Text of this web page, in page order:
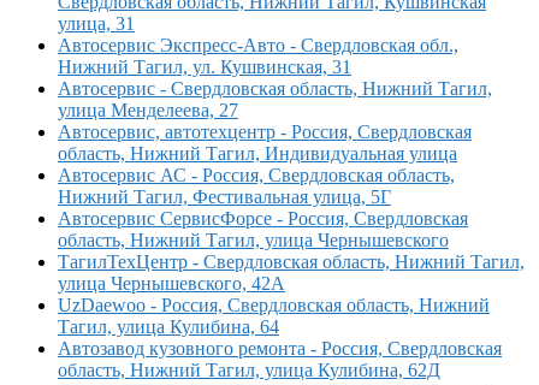
улица, 31
Автосервис Экспресс-Авто - Свердловская обл.,
Нижний Тагил, ул. Кушвинская, 31
Автосервис - Свердловская область, Нижний Тагил,
улица Менделеева, 27
Автосервис, автотехцентр - Россия, Свердловская
область, Нижний Тагил, Индивидуальная улица
Автосервис АС - Россия, Свердловская область,
Нижний Тагил, Фестивальная улица, 5Г
Автосервис СервисФорсе - Россия, Свердловская
область, Нижний Тагил, улица Чернышевского
ТагилТехЦентр - Свердловская область, Нижний Тагил,
улица Чернышевского, 42А
UzDaewoo - Россия, Свердловская область, Нижний
Тагил, улица Кулибина, 64
Автозавод кузовного ремонта - Россия, Свердловская
область, Нижний Тагил, улица Кулибина, 62Д